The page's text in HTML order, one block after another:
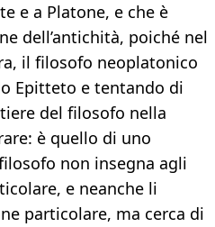
e a Platone, e che è
dell’antichità, poiché nel
il filosofo neoplatonico
Epitteto e tentando di
del filosofo nella
è quello di uno
non insegna agli
e neanche li
particolare, ma cerca di